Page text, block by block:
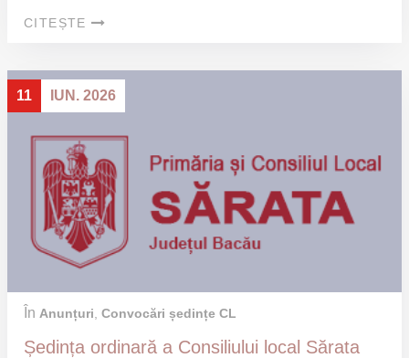
CITEȘTE
11 IUN. 2026
În Anunțuri Convocări ședințe CL
Ședința ordinară a Consiliului local Sărata